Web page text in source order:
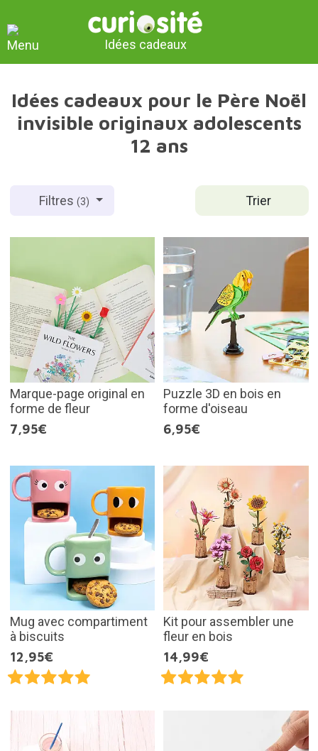
Idées cadeaux
Idées cadeaux pour le Père Noël
invisible originaux adolescents
12 ans
Trier
Filtres(3)
Marque-page original en
forme de fleur
7,95€
Puzzle 3D en bois en
forme d'oiseau
6,95€
Mug avec compartiment
à biscuits
12,95€
Kit pour assembler une
fleur en bois
14,99€